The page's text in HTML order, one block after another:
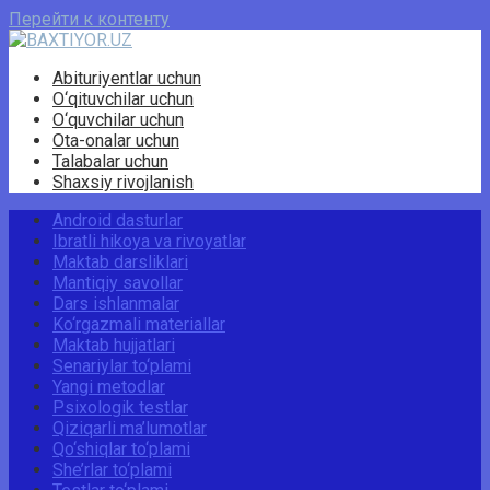
Перейти к контенту
Abituriyentlar uchun
O‘qituvchilar uchun
O‘quvchilar uchun
Ota-onalar uchun
Talabalar uchun
Shaxsiy rivojlanish
Android dasturlar
Ibratli hikoya va rivoyatlar
Maktab darsliklari
Mantiqiy savollar
Dars ishlanmalar
Ko‘rgazmali materiallar
Maktab hujjatlari
Senariylar to‘plami
Yangi metodlar
Psixologik testlar
Qiziqarli ma’lumotlar
Qo‘shiqlar to‘plami
She’rlar to‘plami